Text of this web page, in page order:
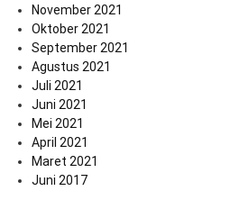
November 2021
Oktober 2021
September 2021
Agustus 2021
Juli 2021
Juni 2021
Mei 2021
April 2021
Maret 2021
Juni 2017